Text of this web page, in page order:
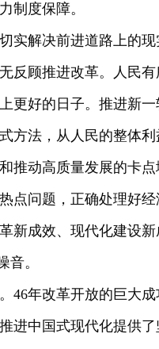
制度保障。
实解决前进道路上的
反顾推进改革。人民
更好的日子。推进新
方法，从人民的整体利
推动高质量发展的卡
点问题，正确处理好
新成效、现代化建设
音。
46年改革开放的巨大
进中国式现代化提供